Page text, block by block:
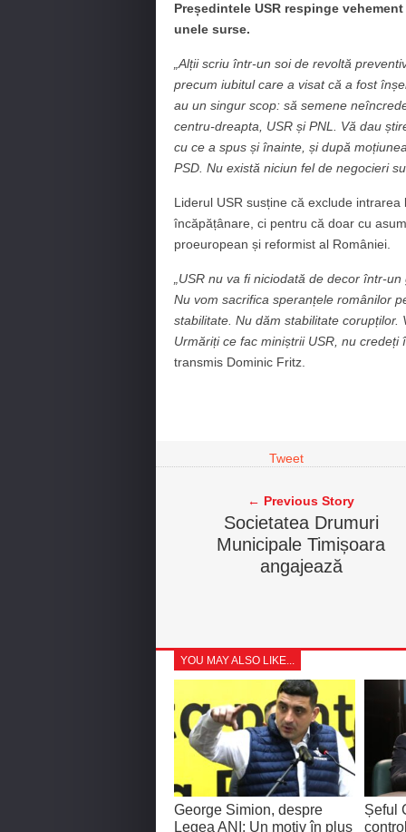
Președintele USR respinge
unele surse.
„Alții scriu într-un soi de revoltă
precum iubitul care a visat că a fost
au un singur scop: să semene
centru-dreapta, USR și PNL. Vă dau
cu ce a spus și înainte, și după
PSD. Nu există niciun fel de negocieri
Liderul USR susține că exclude
încăpățânare, ci pentru că doar cu
proeuropean și reformist al României.
„USR nu va fi niciodată de decor într-
Nu vom sacrifica speranțele românilor
stabilitate. Nu dăm stabilitate
Urmăriți ce fac miniștrii USR, nu
transmis Dominic Fritz.
Tweet
← Previous Story
Societatea Drumuri
Municipale Timișoara
angajează
YOU MAY ALSO LIKE...
George Simion, despre
Legea ANI: Un motiv în plus
Șeful